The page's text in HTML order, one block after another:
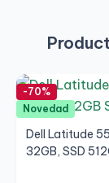
-70%
Novedad
Dell Latitude
32GB, SSD